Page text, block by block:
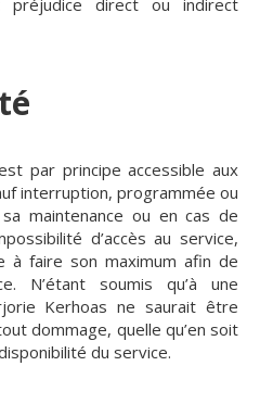
direct ou indirect
par principe accessible aux
interruption, programmée ou
maintenance ou en cas de
d’accès au service,
à faire son maximum afin de
N’étant soumis qu’à une
Kerhoas ne saurait être
dommage, quelle qu’en soit
du service.